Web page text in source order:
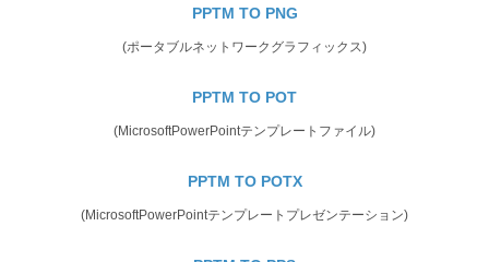
PPTM TO PNG
(ポータブルネットワークグラフィックス)
PPTM TO POT
(MicrosoftPowerPointテンプレートファイル)
PPTM TO POTX
(MicrosoftPowerPointテンプレートプレゼンテーション)